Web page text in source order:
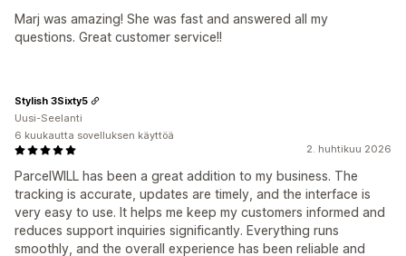
Marj was amazing! She was fast and answered all my
questions. Great customer service!!
2. huhtikuu 2026
ParcelWILL has been a great addition to my business. The
tracking is accurate, updates are timely, and the interface is
very easy to use. It helps me keep my customers informed and
reduces support inquiries significantly. Everything runs
smoothly, and the overall experience has been reliable and
Stylish 3Sixty5
Uusi-Seelanti
6 kuukautta sovelluksen käyttöä